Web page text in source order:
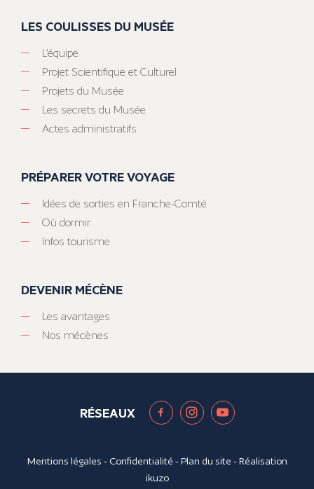
LES COULISSES DU MUSÉE
L’équipe
Projet Scientifique et Culturel
Projets du Musée
Les secrets du Musée
Actes administratifs
PRÉPARER VOTRE VOYAGE
Idées de sorties en Franche-Comté
Où dormir
Infos tourisme
DEVENIR MÉCÈNE
Les avantages
Nos mécènes
RÉSEAUX
Mentions légales - Confidentialité -Plan du site - Réalisation
ikuzo